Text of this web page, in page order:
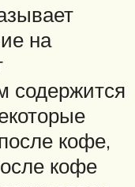
на
содержится
кофе,
кофе